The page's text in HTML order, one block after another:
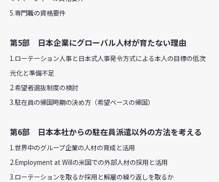
5.専門職の資格要件
第5部 日本企業にグローバル人材が育たない理由
1.ローテーション人事と日本式人事発令方式による本人の目標の低次
元化と準備不足
2.希望者選抜制度の検討
3.駐在員の帰国時期の決め方（希望ベースの帰国）
第6部 日本本社からの駐在員派遣以外の方法を考える
1.世界中のグループ企業の人材の育成と活用
2.Employment at Willの米国での外部人材の採用と活用
3.ローテーションを取るか採用と解雇の繰り返しを取るか